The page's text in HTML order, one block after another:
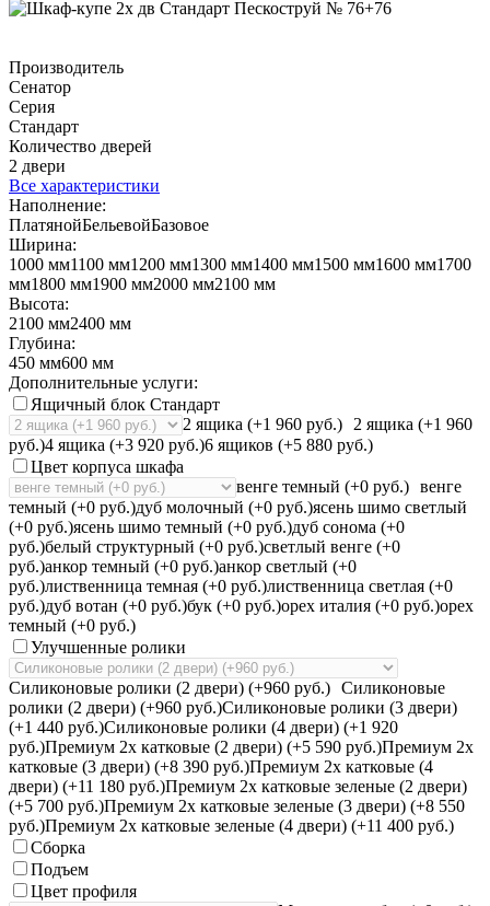
Производитель
Сенатор
Серия
Стандарт
Количество дверей
2 двери
Все характеристики
Наполнение:
ПлатянойБельевойБазовое
Ширина:
1000 мм1100 мм1200 мм1300 мм1400 мм1500 мм1600 мм1700
мм1800 мм1900 мм2000 мм2100 мм
Высота:
2100 мм2400 мм
Глубина:
450 мм600 мм
Дополнительные услуги:
Ящичный блок Стандарт
2 ящика (+1 960 руб.)
2 ящика (+1 960
руб.)4 ящика (+3 920 руб.)6 ящиков (+5 880 руб.)
Цвет корпуса шкафа
венге темный (+0 руб.) венге
темный (+0 руб.)дуб молочный (+0 руб.)ясень шимо светлый
(+0 руб.)ясень шимо темный (+0 руб.)дуб сонома (+0
руб.)белый структурный (+0 руб.)светлый венге (+0
руб.)анкор темный (+0 руб.)анкор светлый (+0
руб.)лиственница темная (+0 руб.)лиственница светлая (+0
руб.)дуб вотан (+0 руб.)бук (+0 руб.)орех италия (+0 руб.)орех
темный (+0 руб.)
Улучшенные ролики
Силиконовые ролики (2 двери) (+960 руб.) Силиконовые
ролики (2 двери) (+960 руб.)Силиконовые ролики (3 двери)
(+1 440 руб.)Силиконовые ролики (4 двери) (+1 920
руб.)Премиум 2х катковые (2 двери) (+5 590 руб.)Премиум 2х
катковые (3 двери) (+8 390 руб.)Премиум 2х катковые (4
двери) (+11 180 руб.)Премиум 2х катковые зеленые (2 двери)
(+5 700 руб.)Премиум 2х катковые зеленые (3 двери) (+8 550
руб.)Премиум 2х катковые зеленые (4 двери) (+11 400 руб.)
Сборка
Подъем
Цвет профиля